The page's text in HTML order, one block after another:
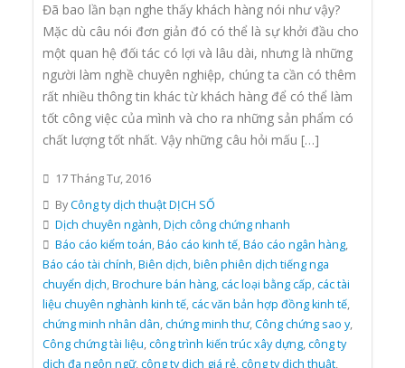
Đã bao lần bạn nghe thấy khách hàng nói như vậy?
Mặc dù câu nói đơn giản đó có thể là sự khởi đầu cho
một quan hệ đối tác có lợi và lâu dài, nhưng là những
người làm nghề chuyên nghiệp, chúng ta cần có thêm
rất nhiều thông tin khác từ khách hàng để có thể làm
tốt công việc của mình và cho ra những sản phẩm có
chất lượng tốt nhất. Vậy những câu hỏi mấu […]
17 Tháng Tư, 2016
ByCông ty dịch thuật DỊCH SỐ
Dịch chuyên ngành,Dịch công chứng nhanh
Báo cáo kiểm toán,Báo cáo kinh tế,Báo cáo ngân hàng,
Báo cáo tài chính,Biên dịch,biên phiên dịch tiếng nga
chuyển dịch,Brochure bán hàng,các loại bằng cấp,các tài
liệu chuyên nghành kinh tế,các văn bản hợp đồng kinh tế,
chứng minh nhân dân,chứng minh thư,Công chứng sao y,
Công chứng tài liệu,công trình kiến trúc xây dựng,công ty
dịch đa ngôn ngữ,công ty dịch giá rẻ,công ty dịch thuật,